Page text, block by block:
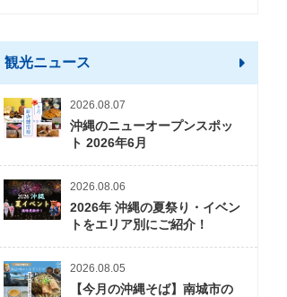
観光ニュース
2026.08.07
沖縄のニューオープンスポッ
ト 2026年6月
2026.08.06
2026年 沖縄の夏祭り・イベン
トをエリア別にご紹介！
2026.08.05
【今月の沖縄そば】南城市の